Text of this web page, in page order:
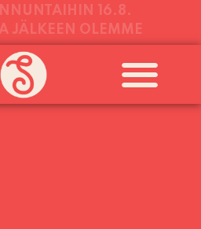
16.8.
JÄLKEEN OLEMME
(PE-
ASTI
TERVETULOA!